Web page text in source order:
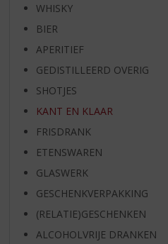
WHISKY
BIER
APERITIEF
GEDISTILLEERD OVERIG
SHOTJES
KANT EN KLAAR
FRISDRANK
ETENSWAREN
GLASWERK
GESCHENKVERPAKKING
(RELATIE)GESCHENKEN
ALCOHOLVRIJE DRANKEN